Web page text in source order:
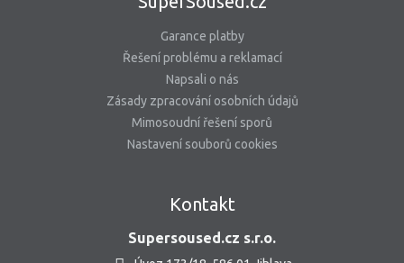
Garance platby
Řešení problému a reklamací
Napsali o nás
Zásady zpracování osobních údajů
Mimosoudní řešení sporů
Nastavení souborů cookies
Kontakt
Supersoused.cz s.r.o.